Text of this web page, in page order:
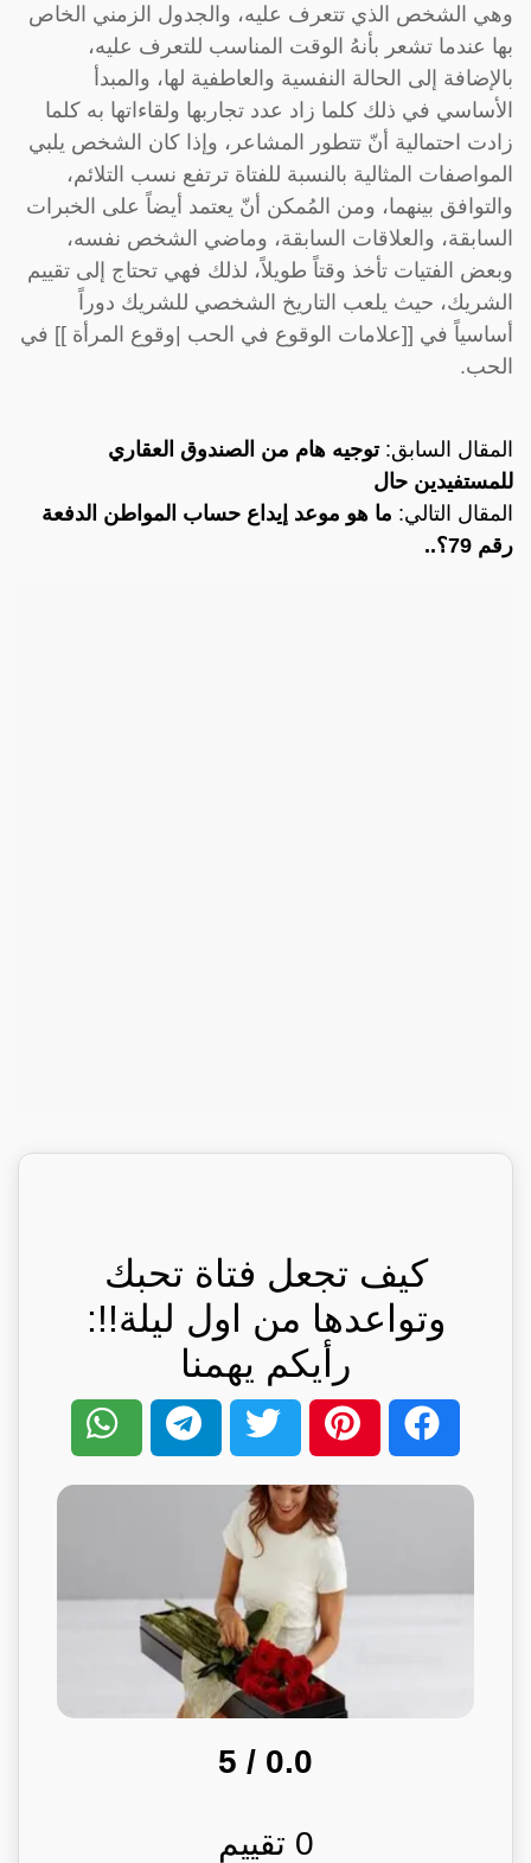
وهي الشخص الذي تتعرف عليه، والجدول الزمني الخاص
بها عندما تشعر بأنهُ الوقت المناسب للتعرف عليه،
بالإضافة إلى الحالة النفسية والعاطفية لها، والمبدأ
الأساسي في ذلك كلما زاد عدد تجاربها ولقاءاتها به كلما
زادت احتمالية أنّ تتطور المشاعر، وإذا كان الشخص يلبي
المواصفات المثالية بالنسبة للفتاة ترتفع نسب التلائم،
والتوافق بينهما، ومن المُمكن أنّ يعتمد أيضاً على الخبرات
السابقة، والعلاقات السابقة، وماضي الشخص نفسه،
وبعض الفتيات تأخذ وقتاً طويلاً، لذلك فهي تحتاج إلى تقييم
الشريك، حيث يلعب التاريخ الشخصي للشريك دوراً
أساسياً في [[علامات الوقوع في الحب |وقوع المرأة ]] في
الحب.
المقال السابق:توجيه هام من الصندوق العقاري
للمستفيدين حال
المقال التالي: ما هو موعد إيداع حساب المواطن الدفعة
رقم 79؟..
كيف تجعل فتاة تحبك
وتواعدها من اول ليلة!!:
رأيكم يهمنا
0.0
/ 5
0 تقييم